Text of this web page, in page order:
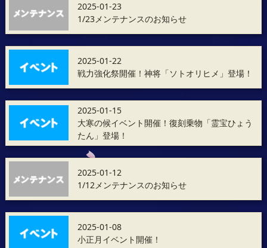
2025-01-23
1/23メンテナンスのお知らせ
2025-01-22
戦力強化祭開催！神将「ソトオリヒメ」登場！
2025-01-15
大寒の候イベント開催！復刻乗物「霊宝ひょう
たん」登場！
2025-01-12
1/12メンテナンスのお知らせ
2025-01-08
小正月イベント開催！